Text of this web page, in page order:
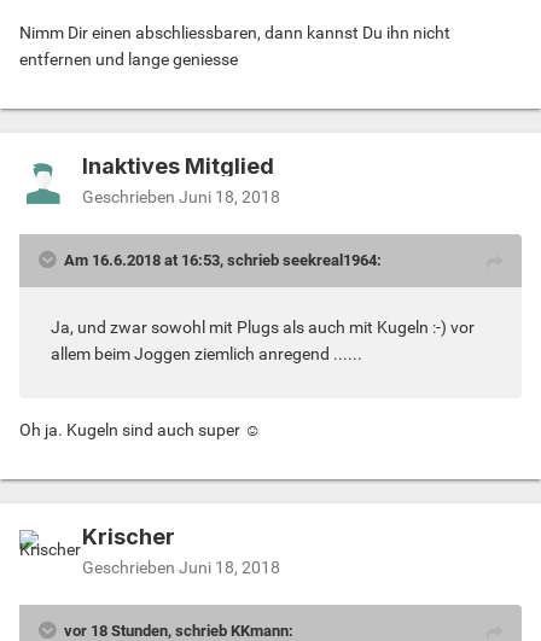
Nimm Dir einen abschliessbaren, dann kannst Du ihn nicht
entfernen und lange geniesse
Inaktives Mitglied
Geschrieben Juni 18, 2018
Am 16.6.2018 at 16:53, schrieb seekreal1964:
Ja, und zwar sowohl mit Plugs als auch mit Kugeln :-) vor
allem beim Joggen ziemlich anregend ......
Oh ja. Kugeln sind auch super ☺
Krischer
Geschrieben Juni 18, 2018
vor 18 Stunden, schrieb KKmann: